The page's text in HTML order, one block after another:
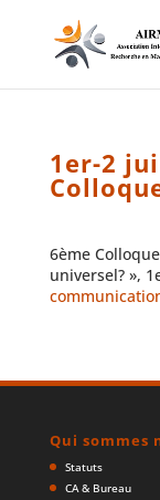
1er-2
6ème
universel? »,
Qui sommes
Statuts
CA & Bureau